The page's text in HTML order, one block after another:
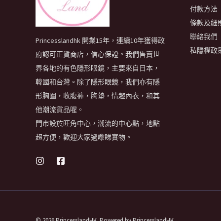
Princesslandhk 開業15年，連續10年獲得政
府認可正貨商店，信心保證。我們售賣世
界各地的有色隱形眼鏡，主要來自日本，
韓國和台灣。除了隱形眼鏡，我們亦有隱
形胸圍，收腹褲，胸墊，情趣內衣，和其
他潮流貨品喔。
門市設於旺角中心，潮流的中心點，地點
超方便，歡迎大家過嚟睇實物。
付款方法
條款及細
聯絡我們
私隱權政